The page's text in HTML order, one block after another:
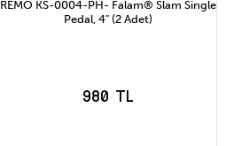
REMO KS-0004-PH- Falam® Slam Single
Pedal, 4" (2 Adet)
980 TL